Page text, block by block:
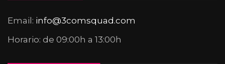
Email: info@3comsquad.com
Horario: de 09:00h a 13:00h